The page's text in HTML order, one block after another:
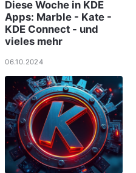
Diese Woche in KDE
Apps: Marble - Kate -
KDE Connect - und
vieles mehr
06.10.2024